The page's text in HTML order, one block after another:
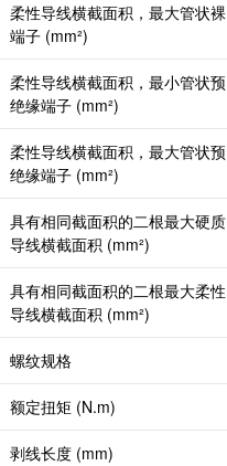
柔性导线横截面积，最大管状裸
端子 (mm²)
柔性导线横截面积，最小管状预
绝缘端子 (mm²)
柔性导线横截面积，最大管状预
绝缘端子 (mm²)
具有相同截面积的二根最大硬质
导线横截面积 (mm²)
具有相同截面积的二根最大柔性
导线横截面积 (mm²)
螺纹规格
额定扭矩 (N.m)
剥线长度 (mm)